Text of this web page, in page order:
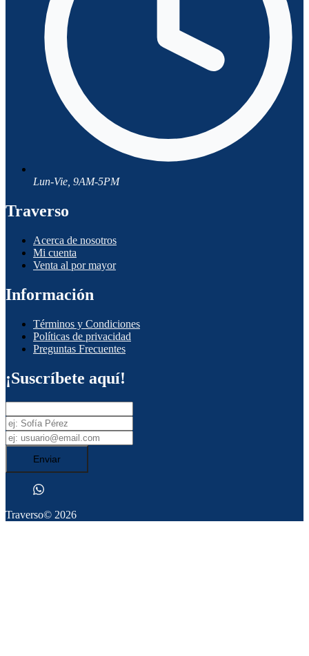
Lun-Vie, 9AM-5PM
Traverso
Acerca de nosotros
Mi cuenta
Venta al por mayor
Información
Términos y Condiciones
Políticas de privacidad
Preguntas Frecuentes
¡Suscríbete aquí!
Enviar
Traverso© 2026